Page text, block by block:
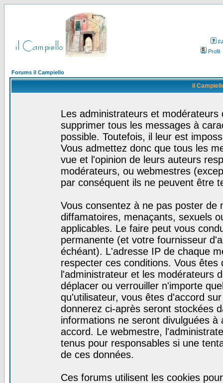
Profil
Forums il Campiello
il
Les administrateurs et
supprimer tous les messages à
possible. Toutefois, il leur est
Vous admettez donc que tous les
vue et l'opinion de leurs auteurs
modérateurs, ou webmestres
par conséquent ils ne peuvent être
Vous consentez à ne pas poster de
diffamatoires, menaçants, sexuels
applicables. Le faire peut vous
permanente (et votre fournisseur
échéant). L'adresse IP de chaque
respecter ces conditions. Vous
l'administrateur et les modérateurs
déplacer ou verrouiller n'importe
qu'utilisateur, vous êtes d'accord
donnerez ci-après seront stockées
informations ne seront divulguées
accord. Le webmestre,
tenus pour responsables si une
de ces données.
Ces forums utilisent les cookies